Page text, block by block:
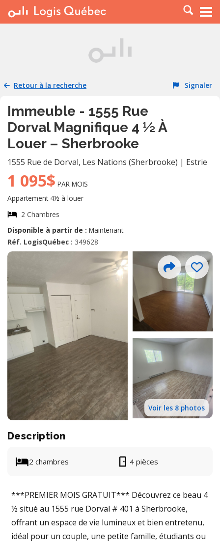
À LOUER
PLACER UNE ANNONCE
RESSOURCES
Retour à la recherche Signaler
Immeuble - 1555 Rue
Dorval Magnifique 4 ½ À
Louer – Sherbrooke
1555 Rue de Dorval, Les Nations (Sherbrooke) | Estrie
1 095$ PAR MOIS
Appartement 4½ à louer
2 Chambres
Disponible à partir de : Maintenant
Réf. LogisQuébec : 349628
Voir les 8 photos
Description
2 chambres 4 pièces
***PREMIER MOIS GRATUIT*** Découvrez ce beau 4
½ situé au 1555 rue Dorval # 401 à Sherbrooke,
offrant un espace de vie lumineux et bien entretenu,
idéal pour un couple, une petite famille, étudiants ou